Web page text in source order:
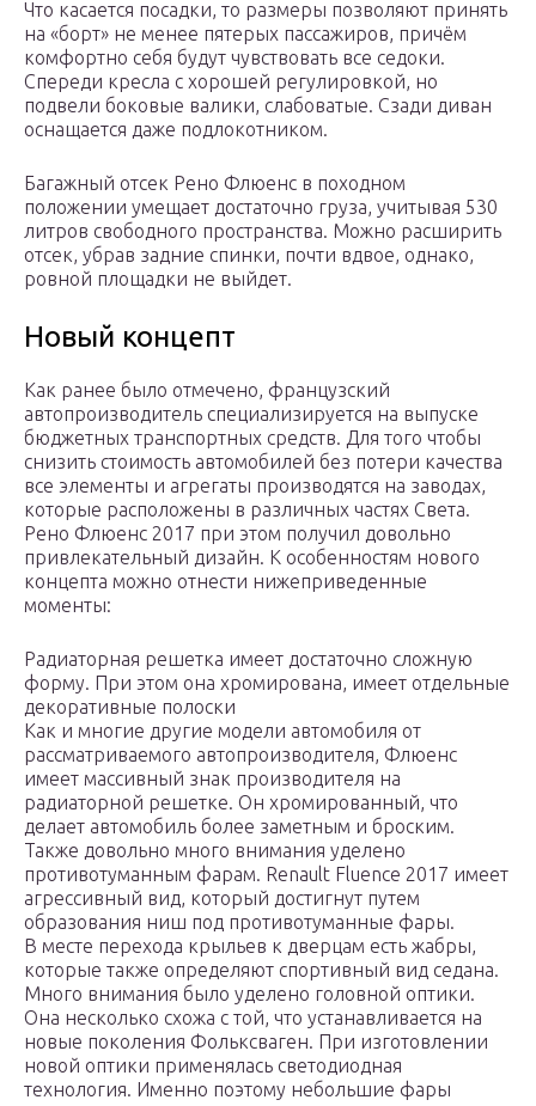
Что касается посадки, то размеры позволяют принять
на «борт» не менее пятерых пассажиров, причём
комфортно себя будут чувствовать все седоки.
Спереди кресла с хорошей регулировкой, но
подвели боковые валики, слабоватые. Сзади диван
оснащается даже подлокотником.
Багажный отсек Рено Флюенс в походном
положении умещает достаточно груза, учитывая 530
литров свободного пространства. Можно расширить
отсек, убрав задние спинки, почти вдвое, однако,
ровной площадки не выйдет.
Новый концепт
Как ранее было отмечено, французский
автопроизводитель специализируется на выпуске
бюджетных транспортных средств. Для того чтобы
снизить стоимость автомобилей без потери качества
все элементы и агрегаты производятся на заводах,
которые расположены в различных частях Света.
Рено Флюенс 2017 при этом получил довольно
привлекательный дизайн. К особенностям нового
концепта можно отнести нижеприведенные
моменты:
Радиаторная решетка имеет достаточно сложную
форму. При этом она хромирована, имеет отдельные
декоративные полоски
Как и многие другие модели автомобиля от
рассматриваемого автопроизводителя, Флюенс
имеет массивный знак производителя на
радиаторной решетке. Он хромированный, что
делает автомобиль более заметным и броским.
Также довольно много внимания уделено
противотуманным фарам. Renault Fluence 2017 имеет
агрессивный вид, который достигнут путем
образования ниш под противотуманные фары.
В месте перехода крыльев к дверцам есть жабры,
которые также определяют спортивный вид седана.
Много внимания было уделено головной оптики.
Она несколько схожа с той, что устанавливается на
новые поколения Фольксваген. При изготовлении
новой оптики применялась светодиодная
технология. Именно поэтому небольшие фары